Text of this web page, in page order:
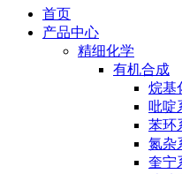
首页
产品中心
精细化学
有机合成
烷基
吡啶
苯环
氮杂
奎宁